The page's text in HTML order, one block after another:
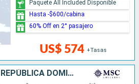
US$ 574 +Tasas
Paquete All Included Disponible
Hasta -$600/cabina
60% Off en 2° pasajero
ARUBA, GRENADA, REPÚBLICA DOMINICANA